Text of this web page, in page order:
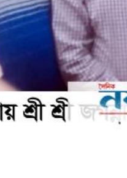
সারাদেশ
সাতক্ষীরা সদর
আশাশুনি
দেবহাটা তালা